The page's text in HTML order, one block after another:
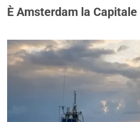
È Amsterdam la